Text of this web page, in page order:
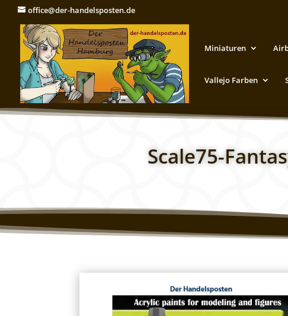
office@der-handelsposten.de
Miniaturen
Vallejo Farben
Scale75-